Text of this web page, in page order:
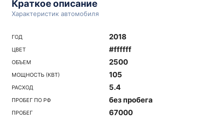
Краткое описание
Характеристик автомобиля
ГОД 2018
ЦВЕТ #ffffff
ОБЪЕМ 2500
МОЩНОСТЬ (КВТ) 105
РАСХОД 5.4
ПРОБЕГ ПО РФ без пробега
ПРОБЕГ 67000